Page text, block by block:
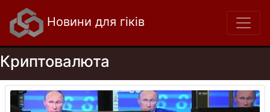
Новини для гіків
Криптовалюта